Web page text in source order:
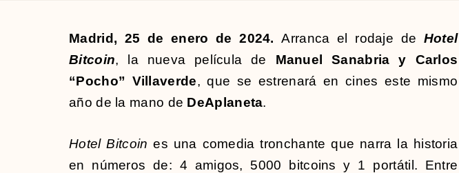
Madrid, 25 de enero de 2024. Arranca el rodaje de Hotel
Bitcoin, la nueva película de Manuel Sanabria
y Carlos
“Pocho” Villaverde, que se estrenará en cines este mismo
año de la mano de DeAplaneta.
Hotel Bitcoin es una comedia tronchante que narra la historia
en números de: 4 amigos, 5000 bitcoins y 1 portátil. Entre